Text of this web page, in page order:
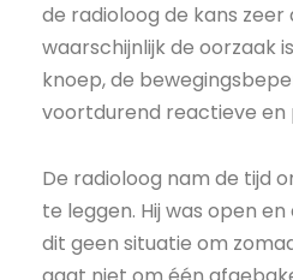
de radioloog de kans
waarschijnlijk de oorzaak
knoep, de
voortdurend reactieve en
De radioloog nam de tijd
te leggen. Hij was open
dit geen situatie om